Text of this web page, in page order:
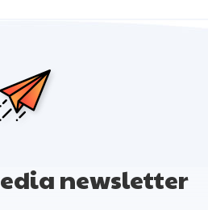
newsletter